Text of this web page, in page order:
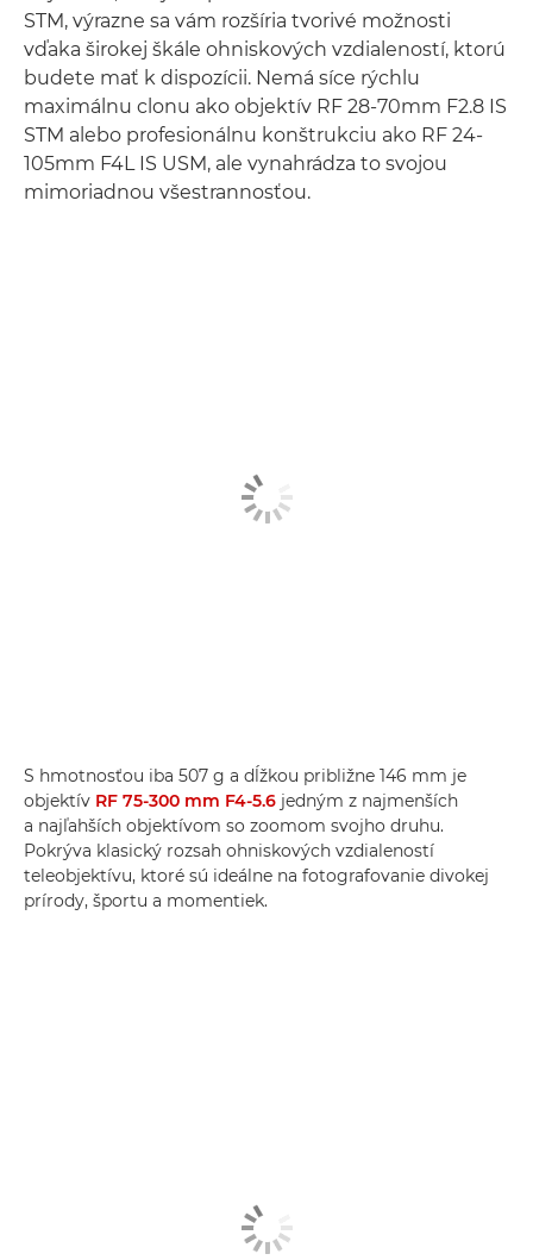
STM, výrazne sa vám rozšíria tvorivé možnosti
vďaka širokej škále ohniskových vzdialeností, ktorú
budete mať k dispozícii. Nemá síce rýchlu
maximálnu clonu ako objektív RF 28-70mm F2.8 IS
STM alebo profesionálnu konštrukciu ako RF 24-
105mm F4L IS USM, ale vynahrádza to svojou
mimoriadnou všestrannosťou.
S hmotnosťou iba 507 g a dĺžkou približne 146 mm je
objektív RF 75-300 mm F4-5.6 jedným z najmenších
a najľahších objektívom so zoomom svojho druhu.
Pokrýva klasický rozsah ohniskových vzdialeností
teleobjektívu, ktoré sú ideálne na fotografovanie divokej
prírody, športu a momentiek.